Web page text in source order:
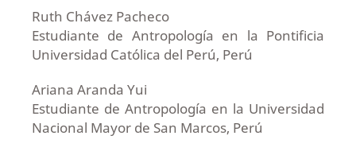
Ruth Chávez Pacheco
Estudiante de Antropología en la Pontificia
Universidad Católica del Perú, Perú
Ariana Aranda Yui
Estudiante de Antropología en la Universidad
Nacional Mayor de San Marcos, Perú